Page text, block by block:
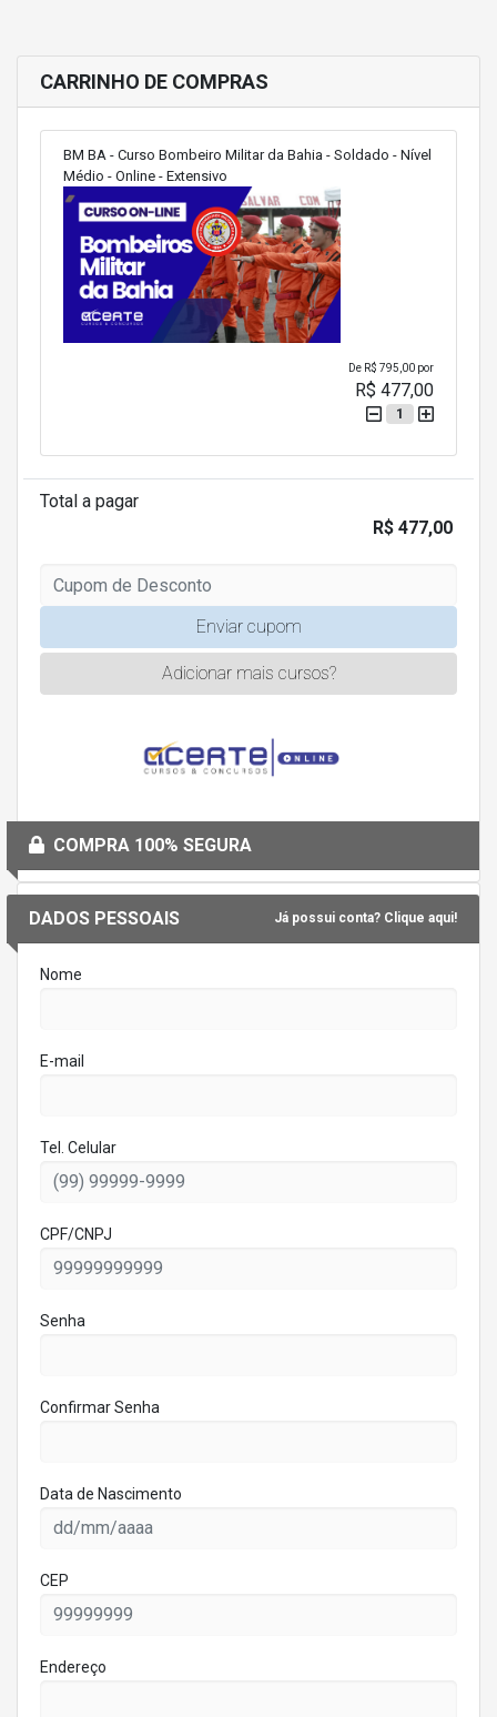
DADOS PESSOAIS Já possui conta? Clique aqui!
Nome
E-mail
Tel. Celular
CPF/CNPJ
Senha
Confirmar Senha
Data de Nascimento
CEP
Endereço
CARRINHO DE COMPRAS
BM BA - Curso Bombeiro Militar da Bahia - Soldado - Nível
Médio - Online - Extensivo
De R$ 795,00 por
R$ 477,00
1
Total a pagar
R$ 477,00
Enviar cupom
Adicionar mais cursos?
COMPRA 100% SEGURA